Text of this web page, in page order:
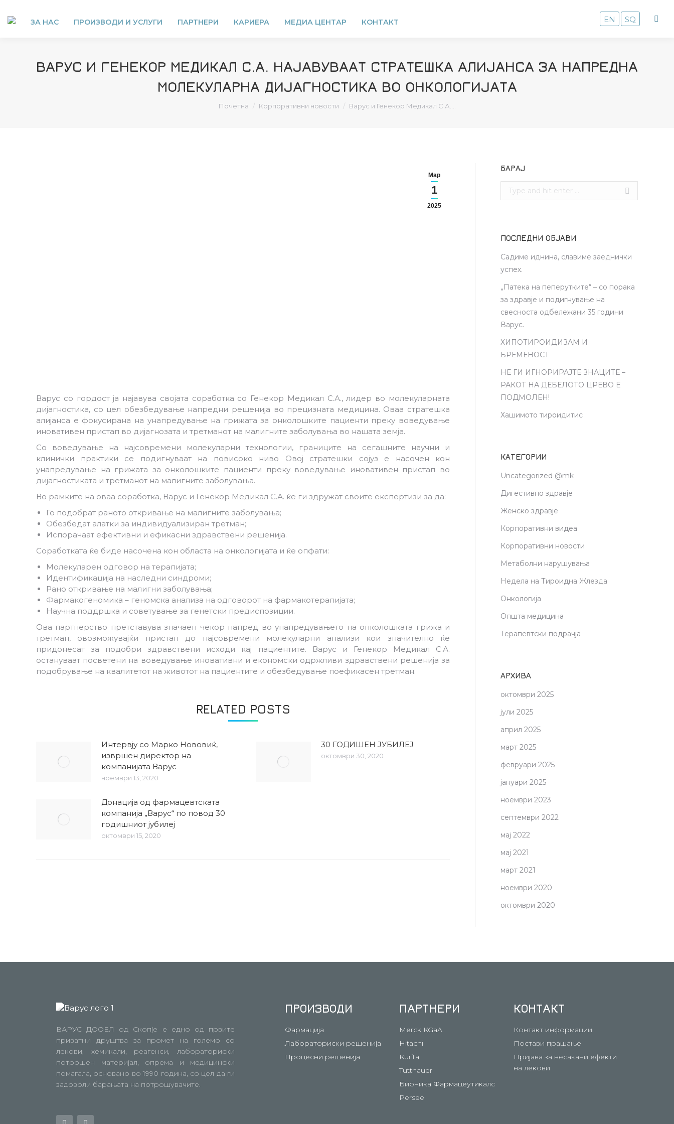
ЗА НАС ПРОИЗВОДИ И УСЛУГИ ПАРТНЕРИ КАРИЕРА МЕДИА ЦЕНТАР КОНТАКТ EN SQ
ВАРУС И ГЕНЕКОР МЕДИКАЛ С.А. НАЈАВУВААТ СТРАТЕШКА АЛИЈАНСА ЗА НАПРЕДНА
МОЛЕКУЛАРНА ДИЈАГНОСТИКА ВО ОНКОЛОГИЈАТА
You are here:
Почетна Корпоративни новости Варус и Генекор Медикал С.А.…
Мар
1
2025
Варус со гордост ја најавува својата соработка со Генекор Медикал С.А., лидер во молекуларната
дијагностика, со цел обезбедување напредни решенија во прецизната медицина. Оваа стратешка
алијанса е фокусирана на унапредување на грижата за онколошките пациенти преку воведување
иновативен пристап во дијагнозата и третманот на малигните заболувања во нашата земја.
Со воведување на најсовремени молекуларни технологии, границите на сегашните научни и
клинички практики се подигнуваат на повисоко ниво Овој стратешки сојуз е насочен кон
унапредување на грижата за онколошките пациенти преку воведување иновативен пристап во
дијагностиката и третманот на малигните заболувања.
Во рамките на оваа соработка, Варус и Генекор Медикал С.А. ќе ги здружат своите експертизи за да:
Го подобрат раното откривање на малигните заболувања;
Обезбедат алатки за индивидуализиран третман;
Испорачаат ефективни и ефикасни здравствени решенија.
Соработката ќе биде насочена кон областа на онкологијата и ќе опфати:
Молекуларен одговор на терапијата;
Идентификација на наследни синдроми;
Рано откривање на малигни заболувања;
Фармакогеномика – геномска анализа на одговорот на фармакотерапијата;
Научна поддршка и советување за генетски предиспозиции.
Ова партнерство претставува значаен чекор напред во унапредувањето на онколошката грижа и
третман, овозможувајќи пристап до најсовремени молекуларни анализи кои значително ќе
придонесат за подобри здравствени исходи кај пациентите. Варус и Генекор Медикал С.А.
остануваат посветени на воведување иновативни и економски одржливи здравствени решенија за
подобрување на квалитетот на животот на пациентите и обезбедување поефикасен третман.
RELATED POSTS
Интервју со Марко Нововиќ,
извршен директор на
компанијата Варус
ноември 13, 2020
30 ГОДИШЕН ЈУБИЛЕЈ
октомври 30, 2020
Донација од фармацевтската
компанија „Варус“ по повод 30
годишниот јубилеј
октомври 15, 2020
БАРАЈ
ПОСЛЕДНИ ОБЈАВИ
Садиме иднина, славиме заеднички
успех.
„Патека на пеперутките“ – со порака
за здравје и подигнување на
свесноста одбележани 35 години
Варус.
ХИПОТИРОИДИЗАМ И
БРЕМЕНОСТ
НЕ ГИ ИГНОРИРАЈТЕ ЗНАЦИТЕ –
РАКОТ НА ДЕБЕЛОТО ЦРЕВО Е
ПОДМОЛЕН!
Хашимото тироидитис
КАТЕГОРИИ
Uncategorized @mk
Дигестивно здравје
Женско здравје
Корпоративни видеа
Корпоративни новости
Метаболни нарушувања
Недела на Тироидна Жлезда
Онкологија
Општа медицина
Терапевтски подрачја
АРХИВА
октомври 2025
јули 2025
април 2025
март 2025
февруари 2025
јануари 2025
ноември 2023
септември 2022
мај 2022
мај 2021
март 2021
ноември 2020
октомври 2020
ВАРУС ДООЕЛ од Скопје е едно од првите
приватни друштва за промет на големо со
лекови, хемикали, реагенси, лабораториски
потрошен материјал, опрема и медицински
помагала, основано во 1990 година, со цел да ги
задоволи барањата на потрошувачите.
ПРОИЗВОДИ
Фармација
Лабораториски решенија
Процесни решенија
ПАРТНЕРИ
Merck KGaA
Hitachi
Kurita
Tuttnauer
Бионика Фармацеутикалс
Persee
КОНТАКТ
Контакт информации
Постави прашање
Пријава за несакани ефекти
на лекови